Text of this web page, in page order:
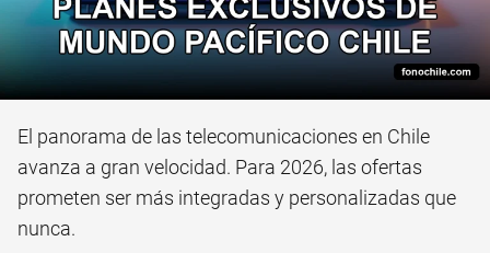
El panorama de las telecomunicaciones en Chile
avanza a gran velocidad. Para 2026, las ofertas
prometen ser más integradas y personalizadas que
nunca.